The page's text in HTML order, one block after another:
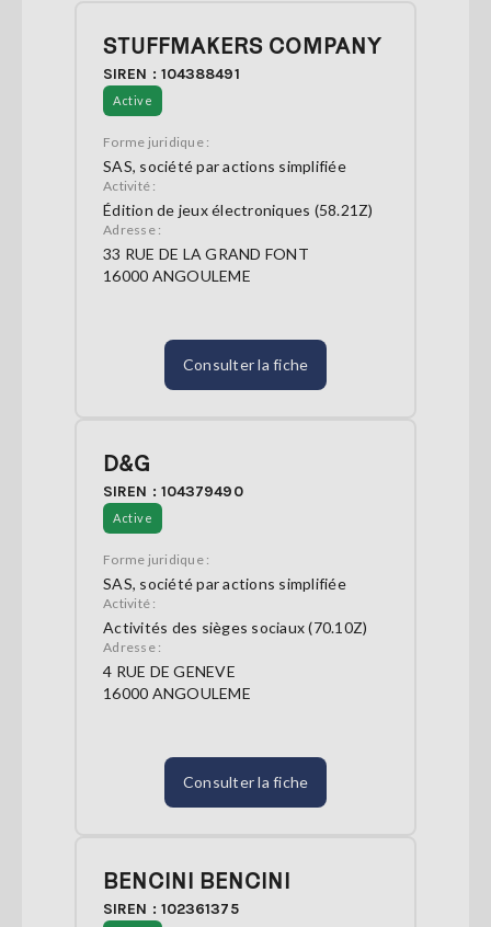
STUFFMAKERS COMPANY
SIREN : 104388491
Active
Forme juridique :
SAS, société par actions simplifiée
Activité :
Édition de jeux électroniques (58.21Z)
Adresse :
33 RUE DE LA GRAND FONT
16000 ANGOULEME
Consulter la fiche
D&G
SIREN : 104379490
Active
Forme juridique :
SAS, société par actions simplifiée
Activité :
Activités des sièges sociaux (70.10Z)
Adresse :
4 RUE DE GENEVE
16000 ANGOULEME
Consulter la fiche
BENCINI BENCINI
SIREN : 102361375